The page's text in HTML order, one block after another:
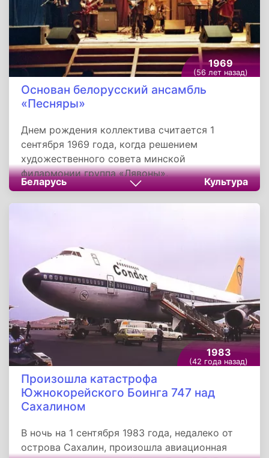
1969
(56 лет назад)
Основан белорусский ансамбль
«Песняры»
Днем рождения коллектива считается 1
сентября 1969 года, когда решением
художественного совета минской
филармонии группа «Лявоны»,
первоначальное название коллектива,
получила право называться вокально-
фольклорный.
Беларусь Культура
1983
(42 года назад)
Произошла катастрофа
Южнокорейского Боинга 747 над
Сахалином
В ночь на 1 сентября 1983 года, недалеко от
острова Сахалин, произошла авиационная